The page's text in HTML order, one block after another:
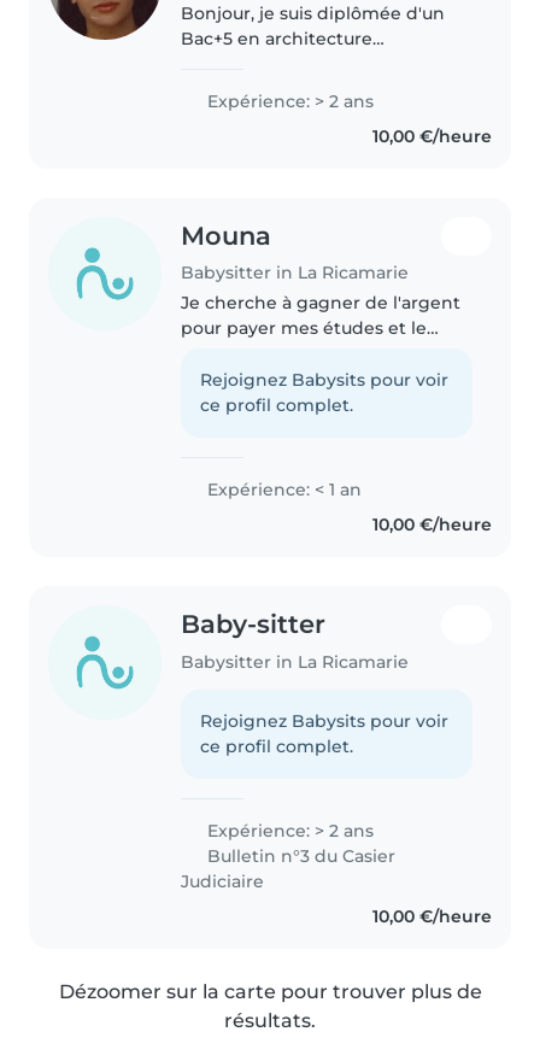
Bonjour, je suis diplômée d'un
Bac+5 en architecture
contact avec les enfants et j'aime
participer à leur éveil à..
Expérience: > 2 ans
10,00 €/heure
Mouna
Babysitter in La Ricamarie
Je cherche à gagner de l'argent
pour payer mes études et le
Rejoignez Babysits pour voir
ce profil complet.
Expérience: < 1 an
10,00 €/heure
Baby-sitter
Babysitter in La Ricamarie
Rejoignez Babysits pour voir
ce profil complet.
Expérience: > 2 ans
Bulletin n°3 du Casier
Judiciaire
10,00 €/heure
Dézoomer sur la carte pour trouver plus de
résultats.